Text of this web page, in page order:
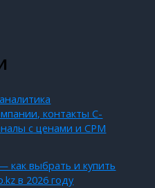
контакты C-
с ценами и CPM
как выбрать и купить
в 2026 году